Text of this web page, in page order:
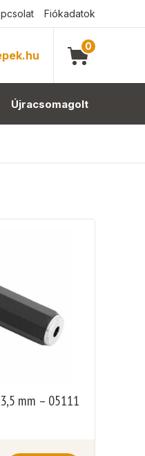
Fiókadatok
0
Újracsomagolt
mm – 05111